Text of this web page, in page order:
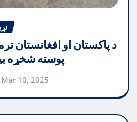
د پاکستان او افغانستان
پوسته شخړه
Mar 10, 2025